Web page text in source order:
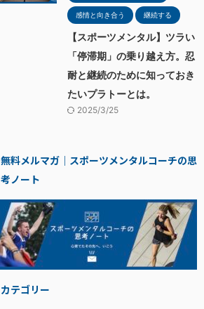
感情と向き合う 継続する
【スポーツメンタル】ツラい
「停滞期」の乗り越え方。忍
耐と継続のために知っておき
たいプラトーとは。
2025/3/25
無料メルマガ｜スポーツメンタルコーチの思
考ノート
カテゴリー